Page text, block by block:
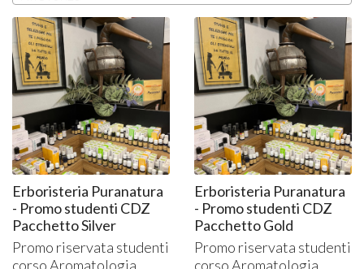
Erboristeria Puranatura
- Promo studenti CDZ
Pacchetto Silver
Promo riservata studenti
corso Aromatologia
Erboristeria Puranatura
- Promo studenti CDZ
Pacchetto Gold
Promo riservata studenti
corso Aromatologia